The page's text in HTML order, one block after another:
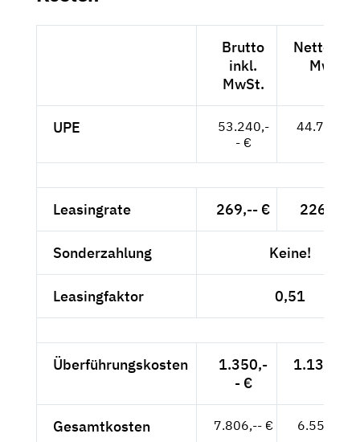
Brutto
inkl.
MwSt.
Netto
MwSt.
UPE
53.240,-
- €
44.739,--
Leasingrate 269,-- € 226,05 €
Sonderzahlung Keine!
Leasingfaktor 0,51
Überführungskosten
1.350,-
- €
1.134,45
Gesamtkosten 7.806,-- € 6.559,66